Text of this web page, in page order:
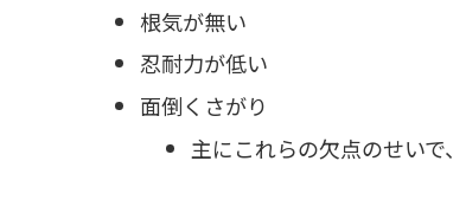
根気が無い
忍耐力が低い
面倒くさがり
主にこれらの欠点のせいで、